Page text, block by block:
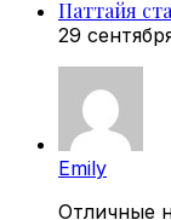
Паттайя
29
Emily
Отличные